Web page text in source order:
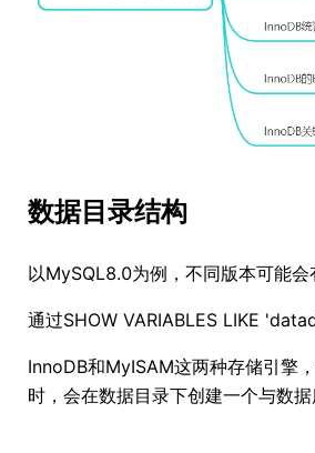
数据目录结构
以MySQL8.0为例，不同版本可能会
通过SHOW VARIABLES LIKE
InnoDB和MyISAM这两种存储引擎
时，会在数据目录下创建一个与数据